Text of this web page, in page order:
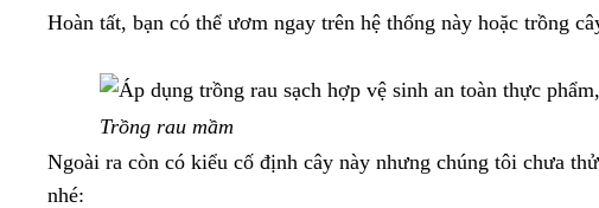
Hoàn tất, bạn có thể ươm ngay trên hệ thống này hoặc trồng
Trồng rau mầm
Ngoài ra còn có kiểu cố định cây này nhưng chúng tôi chưa
nhé: